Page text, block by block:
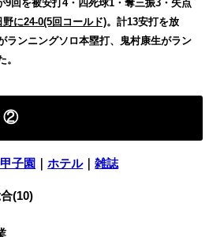
9回を被安打4・四死球1・奪三振3・失点
に24-0(5回コールド)。計13安打を放
ランニングソロ本塁打、鬼村康生がラン
。
②
子園 ｜ホテル｜雑誌
(10)